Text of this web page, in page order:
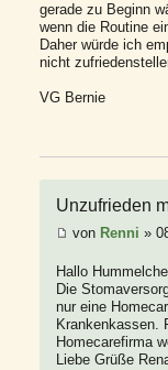
gerade zu Beginn
wenn die Routine
Daher würde ich
nicht
VG Bernie
Unzufrieden
von Renni »
Hallo
Die
nur eine
Krankenkassen.
Homecarefirma
Liebe Grüße